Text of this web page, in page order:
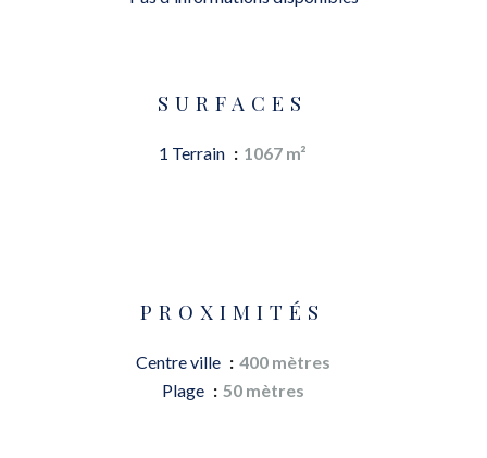
SURFACES
1 Terrain 1067 m²
PROXIMITÉS
Centre ville
400 mètres
Plage
50 mètres